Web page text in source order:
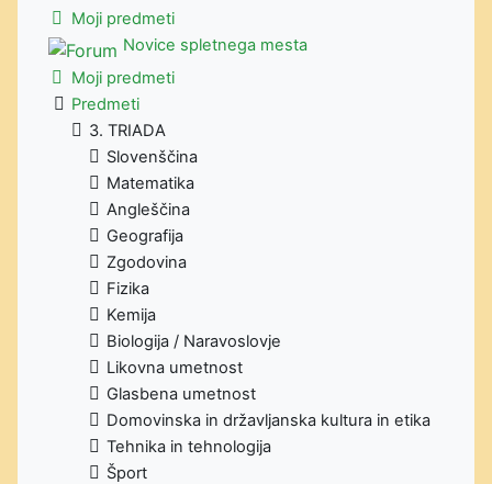
Moji predmeti
Novice spletnega mesta
Moji predmeti
Predmeti
3. TRIADA
Slovenščina
Matematika
Angleščina
Geografija
Zgodovina
Fizika
Kemija
Biologija / Naravoslovje
Likovna umetnost
Glasbena umetnost
Domovinska in državljanska kultura in etika
Tehnika in tehnologija
Šport